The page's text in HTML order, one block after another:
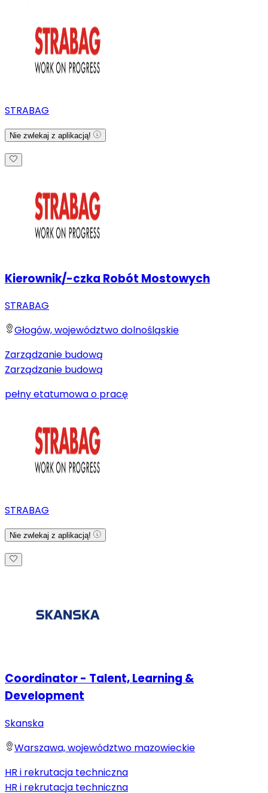
STRABAG
Nie zwlekaj z aplikacją!
Kierownik/-czka Robót Mostowych
STRABAG
Głogów, województwo dolnośląskie
Zarządzanie budową
Zarządzanie budową
pełny etatumowa o pracę
STRABAG
Nie zwlekaj z aplikacją!
Coordinator - Talent, Learning &
Development
Skanska
Warszawa, województwo mazowieckie
HR i rekrutacja techniczna
HR i rekrutacja techniczna